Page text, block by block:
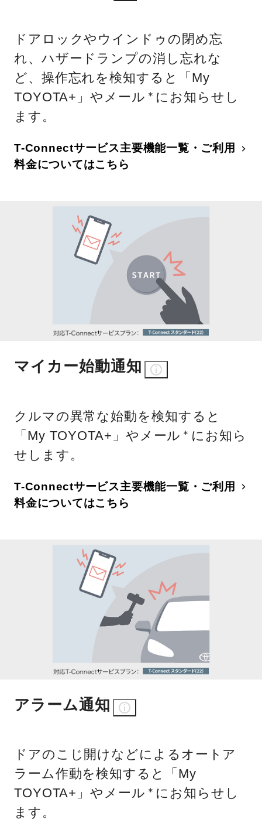
ドアロックやウインドゥの閉め忘
れ、ハザードランプの消し忘れな
ど、操作忘れを検知すると「My
TOYOTA+」やメール ＊ にお知らせし
ます。
T-Connectサービス主要機能一覧・ご利用
料金についてはこちら
マイカー始動通知
クルマの異常な始動を検知すると
「My TOYOTA+」やメール ＊ にお知ら
せします。
T-Connectサービス主要機能一覧・ご利用
料金についてはこちら
アラーム通知
ドアのこじ開けなどによるオートア
ラーム作動を検知すると「My
TOYOTA+」やメール ＊ にお知らせし
ます。